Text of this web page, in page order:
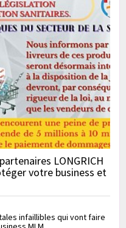
LONGRICH
votre business et
infaillibles qui vont faire